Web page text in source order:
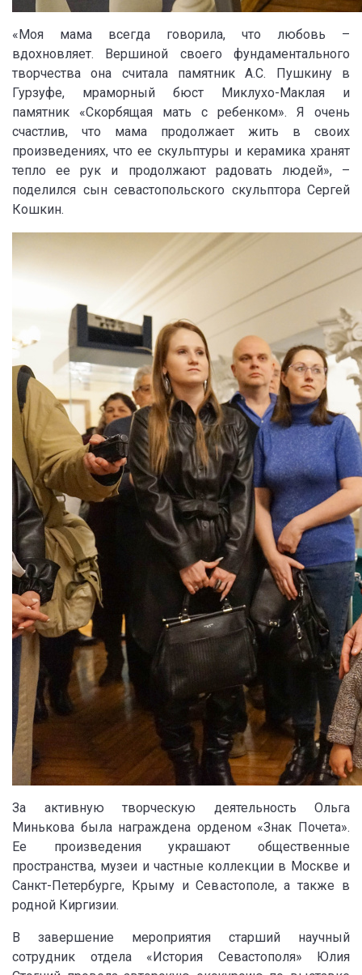
«Моя мама всегда говорила, что любовь –
вдохновляет. Вершиной своего фундаментального
творчества она считала памятник А.С. Пушкину в
Гурзуфе, мраморный бюст Миклухо-Маклая и
памятник «Скорбящая мать с ребенком». Я очень
счастлив, что мама продолжает жить в своих
произведениях, что ее скульптуры и керамика хранят
тепло ее рук и продолжают радовать людей», –
поделился сын севастопольского скульптора Сергей
Кошкин.
За активную творческую деятельность Ольга
Минькова была награждена орденом «Знак Почета».
Ее произведения украшают общественные
пространства, музеи и частные коллекции в Москве и
Санкт-Петербурге, Крыму и Севастополе, а также в
родной Киргизии.
В завершение мероприятия старший научный
сотрудник отдела «История Севастополя» Юлия